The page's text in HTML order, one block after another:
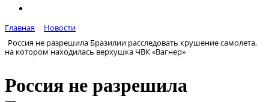
Главная
Новости
Россия не разрешила Бразилии расследовать крушение самолета,
на котором находилась верхушка ЧВК «Вагнер»
Россия не разрешила